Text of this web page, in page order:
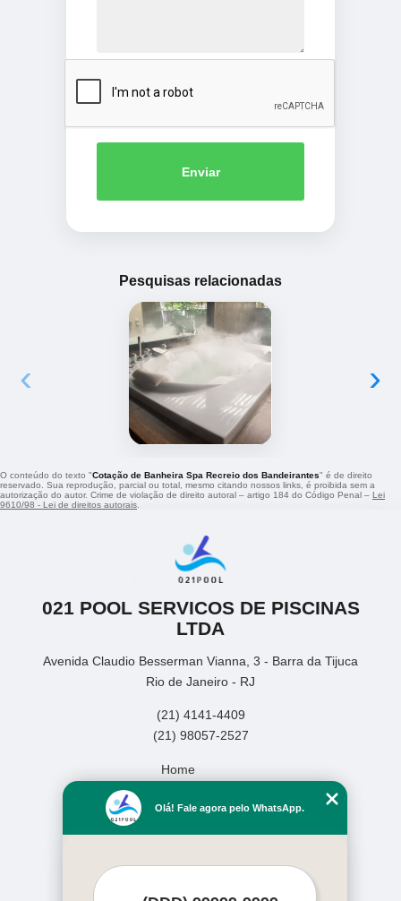
Enviar
Pesquisas relacionadas
‹ ›
O conteúdo do texto "Cotação de Banheira Spa Recreio dos Bandeirantes" é de direito
reservado. Sua reprodução, parcial ou total, mesmo citando nossos links, é proibida sem a
autorização do autor. Crime de violação de direito autoral – artigo 184 do Código Penal – Lei
9610/98 - Lei de direitos autorais
021 POOL SERVICOS DE PISCINAS
LTDA
Avenida Claudio Besserman Vianna, 3 - Barra da Tijuca
Rio de Janeiro - RJ
(21) 4141-4409
(21) 98057-2527
Home
Missão
Serviços
Mais Serviços
Olá! Fale agora pelo WhatsApp.